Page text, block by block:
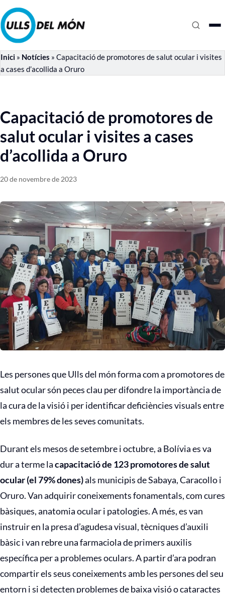
Inici » Notícies » Capacitació de promotores de salut ocular i visites
a cases d’acollida a Oruro
Capacitació de promotores de
salut ocular i visites a cases
d’acollida a Oruro
20 de novembre de 2023
Les persones que Ulls del món forma com a promotores de
salut ocular són peces clau per difondre la importància de
la cura de la visió i per identificar deficiències visuals entre
els membres de les seves comunitats.
Durant els mesos de setembre i octubre, a Bolívia es va
dur a terme lacapacitació de 123 promotores de salut
ocular (el 79% dones)als municipis de Sabaya, Caracollo i
Oruro. Van adquirir coneixements fonamentals, com cures
bàsiques, anatomia ocular i patologies. A més, es van
instruir en la presa d’agudesa visual, tècniques d’auxili
bàsic i van rebre una farmaciola de primers auxilis
específica per a problemes oculars. A partir d’ara podran
compartir els seus coneixements amb les persones del seu
entorn i si detecten problemes de baixa visió o cataractes